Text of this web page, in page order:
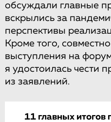
обсуждали главные
вскрылись за
перспективы
Кроме того,
выступления на
я удостоилась чести
из заявлений.
11 главных итогов